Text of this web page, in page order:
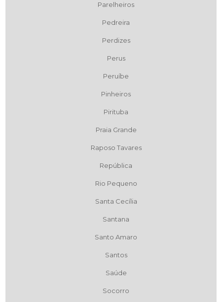
Parelheiros
Pedreira
Perdizes
Perus
Peruíbe
Pinheiros
Pirituba
Praia Grande
Raposo Tavares
República
Rio Pequeno
Santa Cecília
Santana
Santo Amaro
Santos
Saúde
Socorro